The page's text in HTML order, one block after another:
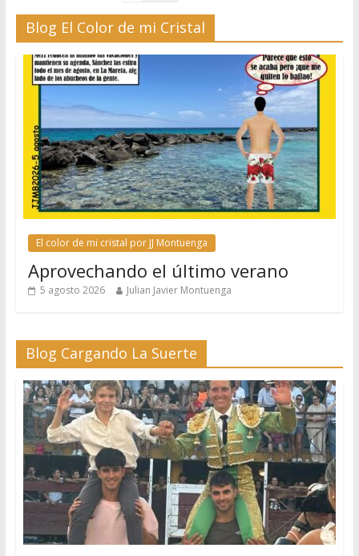
Blog El Color de mi Cristal
El color de mi cristal por JJ Montuenga
Aprovechando el último verano
5 agosto 2026 Julian Javier Montuenga
Blog Cargando La Suerte